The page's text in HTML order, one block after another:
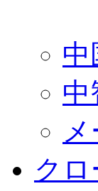
中
中
ク